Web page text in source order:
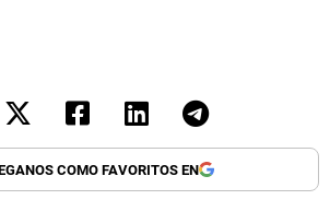
COMO FAVORITOS EN